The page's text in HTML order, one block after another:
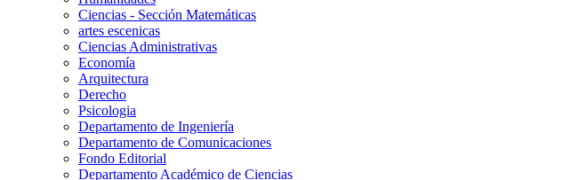
Ciencias - Sección Matemáticas
artes escenicas
Ciencias Administrativas
Economía
Arquitectura
Derecho
Psicologia
Departamento de Ingeniería
Departamento de Comunicaciones
Fondo Editorial
Departamento Académico de Ciencias